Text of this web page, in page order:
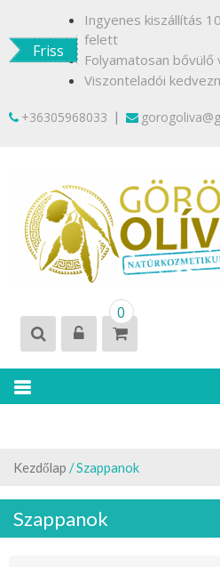
contentFriss
Ingyenes kiszállítás
felett
Folyamatosan bővülő
Viszonteladói
+36305968033 |
0
Kezdőlap / Szappanok
Szappanok